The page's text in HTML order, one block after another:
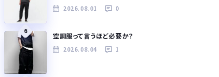
2026.08.01 0
6
空調服って言うほど必要か？
2026.08.04 1